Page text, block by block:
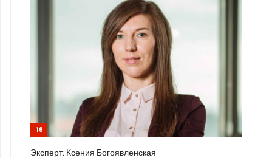
18
Эксперт: Ксения Богоявленская